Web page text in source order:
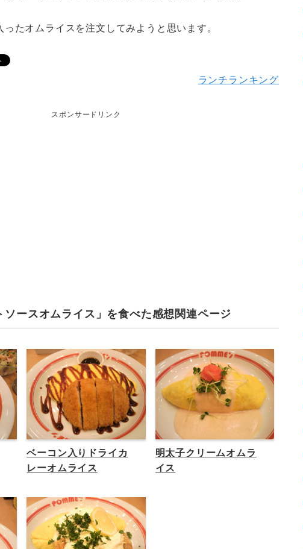
たオムライスを注文してみようと思います。
ランチランキング
スポンサードリンク
ソースオムライス」を食べた感想関連ページ
ベーコン入りドライカ
レーオムライス
明太子クリームオムラ
イス